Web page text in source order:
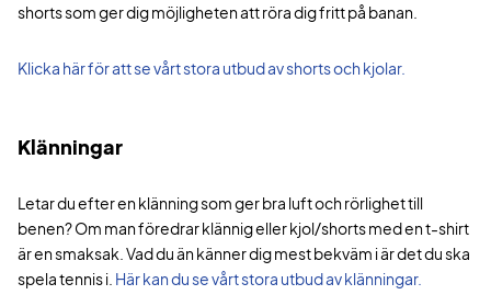
shorts som ger dig möjligheten att röra dig fritt på banan.
Klicka här för att se vårt stora utbud av shorts och kjolar.
Klänningar
Letar du efter en klänning som ger bra luft och rörlighet till
benen? Om man föredrar klännig eller kjol/shorts med en t-shirt
är en smaksak. Vad du än känner dig mest bekväm i är det du ska
spela tennis i. Här kan du se vårt stora utbud av klänningar.